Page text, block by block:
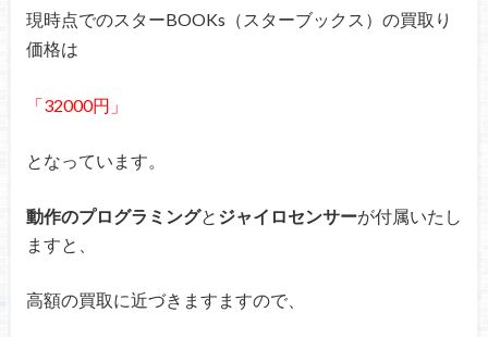
現時点でのスターBOOKs（スターブックス）の買取り
価格は
「32000円」
となっています。
動作のプログラミングと ジャイロセンサーが付属いたし
ますと、
高額の買取に近づきますますので、